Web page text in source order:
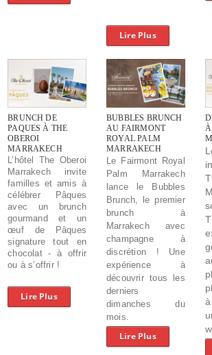
Lire Plus
BRUNCH DE
PAQUES À THE
OBEROI
MARRAKECH
L’hôtel The Oberoi
Marrakech invite
familles et amis à
célébrer Pâques
avec un brunch
gourmand et un
œuf de Pâques
signature tout en
chocolat - à offrir
ou à s’offrir !
Lire Plus
BUBBLES BRUNCH
AU FAIRMONT
ROYAL PALM
MARRAKECH
Le Fairmont Royal
Palm Marrakech
lance le Bubbles
Brunch, le premier
brunch à
Marrakech avec
champagne à
discrétion ! Une
expérience à
découvrir tous les
derniers
dimanches du
mois.
Lire Plus
À